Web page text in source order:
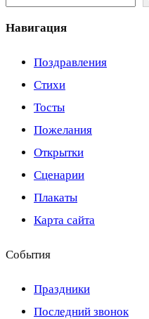
Навигация
Поздравления
Стихи
Тосты
Пожелания
Открытки
Сценарии
Плакаты
Карта сайта
События
Праздники
Последний звонок